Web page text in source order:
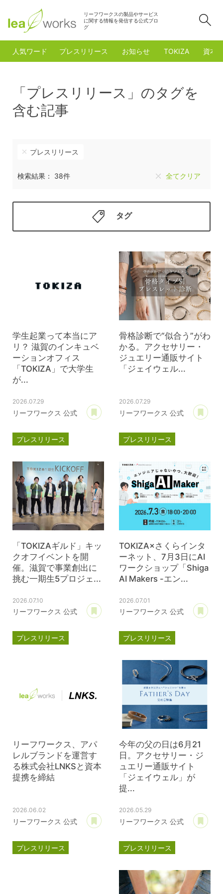
リーフワークスの製品やサービス
に関する情報を発信する公式ブロ
グ
人気ワード プレスリリース お知らせ TOKIZA 資本
「プレスリリース」のタグを
含む記事
プレスリリース
検索結果： 38件 全てクリア
タグ
学生起業って本当にア
リ？ 滋賀のインキュベ
ーションオフィス
「TOKIZA」で大学生
が...
2026.07.29
リーフワークス 公式
あとで読む
プレスリリース
骨格診断で“似合う”がわ
かる。アクセサリー・
ジュエリー通販サイト
「ジェイウェル...
2026.07.29
リーフワークス 公式
プレスリリース
「TOKIZAギルド」キッ
クオフイベントを開
催。滋賀で事業創出に
挑む一期生5プロジェ...
2026.07.10
リーフワークス 公式
あとで読む
プレスリリース
TOKIZA×さくらインタ
ーネット、7月3日にAI
ワークショップ「Shiga
AI Makers -エン...
2026.07.01
リーフワークス 公式
プレスリリース
リーフワークス、アパ
レルブランドを運営す
る株式会社LNKSと資本
提携を締結
2026.06.02
リーフワークス 公式
あとで読む
プレスリリース
今年の父の日は6月21
日。アクセサリー・ジ
ュエリー通販サイト
「ジェイウェル」が
提...
2026.05.29
リーフワークス 公式
プレスリリース